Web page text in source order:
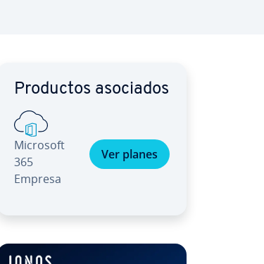
Productos asociados
Microsoft
365
Empresa
Ver planes